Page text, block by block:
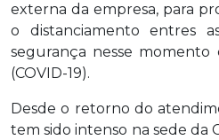
externa da empresa, para
o distanciamento entres
segurança nesse
(COVID-19).
Desde o retorno do
tem sido intenso na sede da